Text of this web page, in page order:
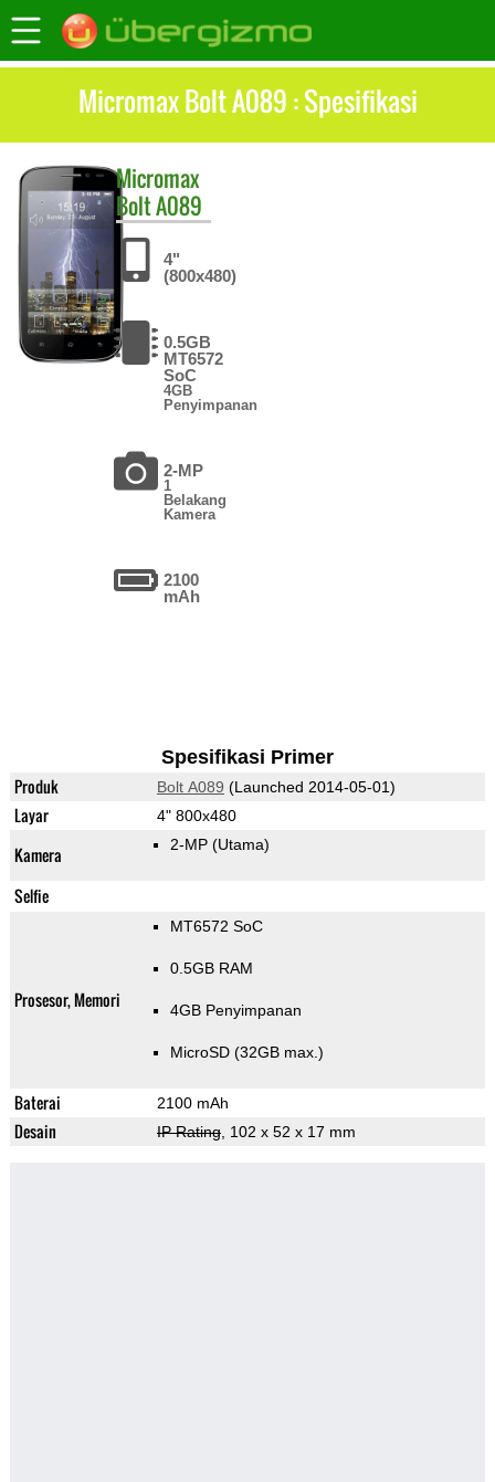
Micromax Bolt A089 : Spesifikasi
Micromax
Bolt A089
4"
(800x480)
0.5GB
MT6572
SoC
4GB
Penyimpanan
2-MP
1
Belakang
Kamera
2100
mAh
Spesifikasi Primer
Produk Bolt A089 (Launched 2014-05-01)
Layar 4" 800x480
Kamera 2-MP (Utama)
Selfie
Prosesor, Memori
MT6572 SoC
0.5GB RAM
4GB Penyimpanan
MicroSD (32GB max.)
Baterai 2100 mAh
Desain IP Rating, 102 x 52 x 17 mm